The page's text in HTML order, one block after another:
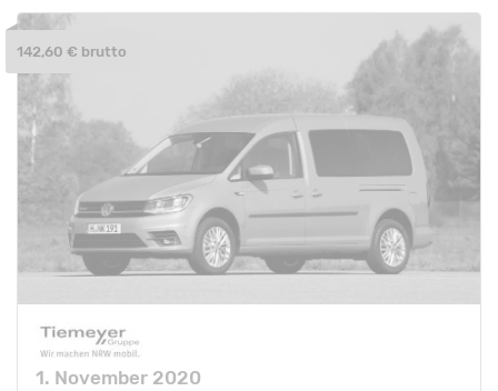
1. November 2020
142,60 € brutto